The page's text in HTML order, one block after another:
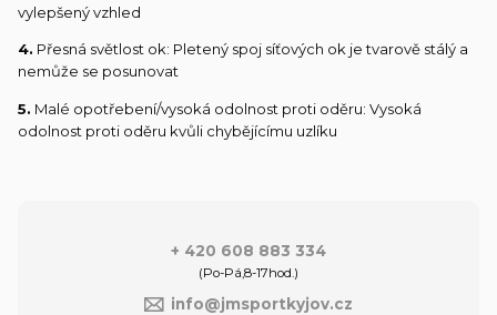
vylepšený vzhled
4. Přesná světlost ok: Pletený spoj síťových ok je tvarově stálý a
nemůže se posunovat
5. Malé opotřebení/vysoká odolnost proti oděru: Vysoká
odolnost proti oděru kvůli chybějícímu uzlíku
+ 420 608 883 334
(Po-Pá,8-17hod.)
info@jmsportkyjov.cz